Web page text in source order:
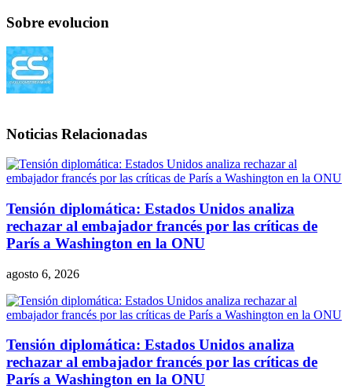
Sobre evolucion
Noticias Relacionadas
Tensión diplomática: Estados Unidos analiza
rechazar al embajador francés por las críticas de
París a Washington en la ONU
agosto 6, 2026
Tensión diplomática: Estados Unidos analiza
rechazar al embajador francés por las críticas de
París a Washington en la ONU